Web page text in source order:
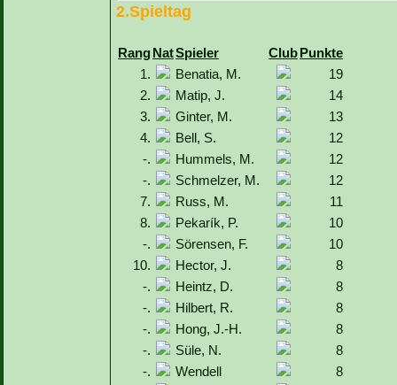
2.Spieltag
RangNatSpieler ClubPunkte
1.
Benatia, M.
19
2.
Matip, J.
14
3.
Ginter, M.
13
4.
Bell, S.
12
-.
Hummels, M.
12
-.
Schmelzer, M.
12
7.
Russ, M.
11
8.
Pekarík, P.
10
-.
Sörensen, F.
10
10.
Hector, J.
8
-.
Heintz, D.
8
-.
Hilbert, R.
8
-.
Hong, J.-H.
8
-.
Süle, N.
8
-.
Wendell
8